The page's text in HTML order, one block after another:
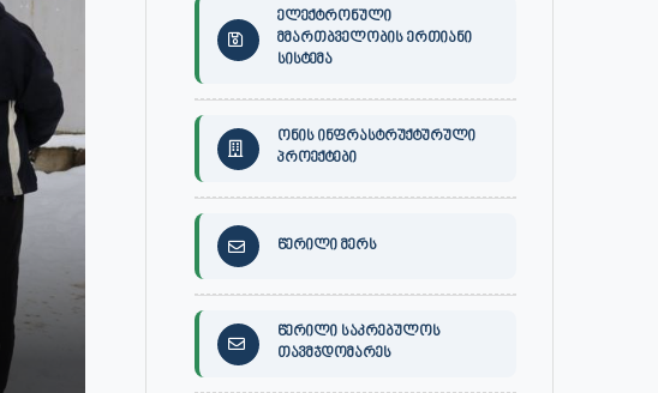
ელექტრონული
მმართბველობის ერთიანი
სისტემა
ონის ინფრასტრუქტურული
პროექტები
წერილი მერს
წერილი საკრებულოს
თავმჯდომარეს